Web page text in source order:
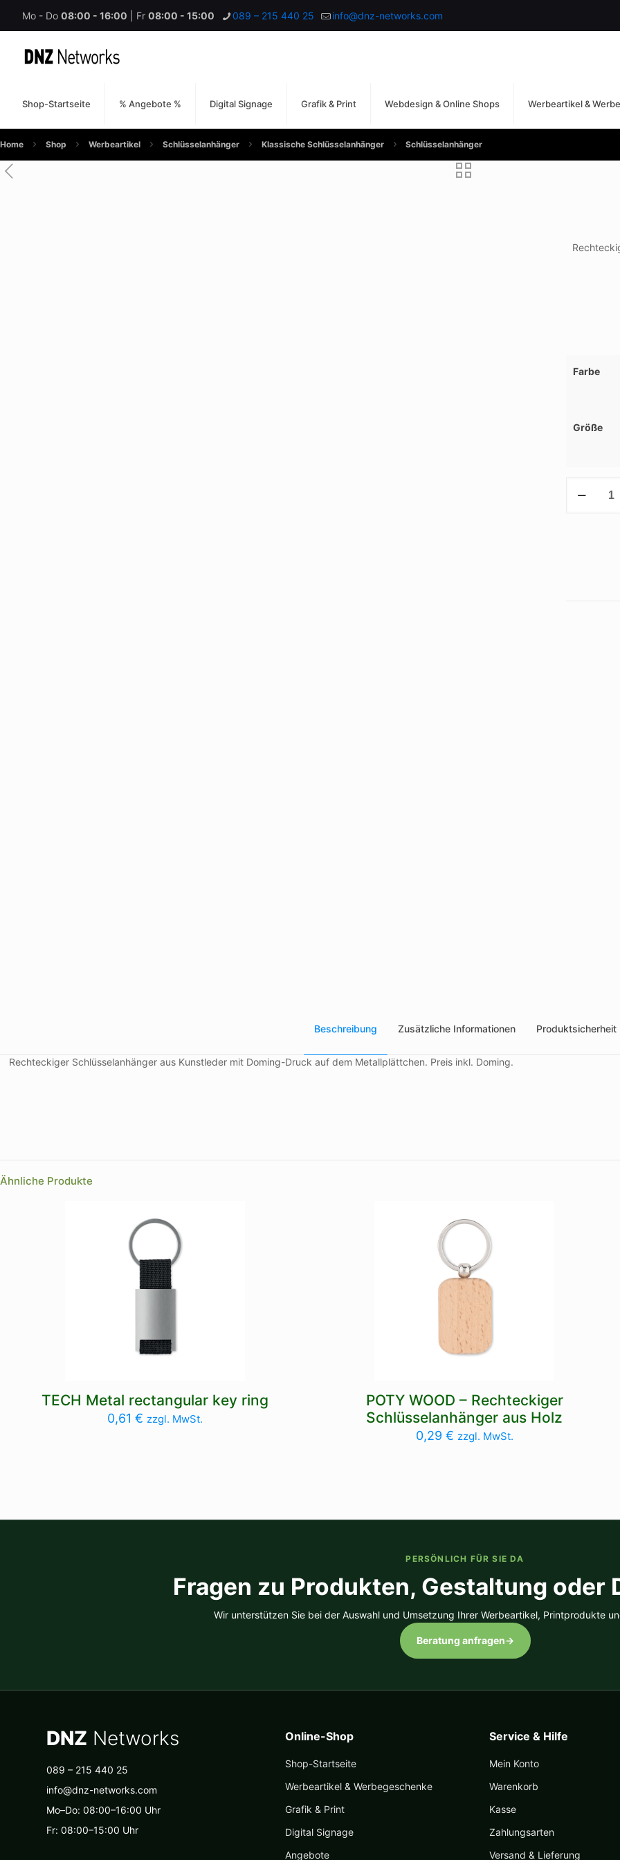
Mo - Do 08:00 - 16:00 | Fr 08:00 - 15:00 089 – 215 440 25 info@dnz-networks.com
Shop-Startseite % Angebote % Digital Signage Grafik & Print Webdesign & Online Shops Werbeartikel &
Home Shop Werbeartikel Schlüsselanhänger Klassische Schlüsselanhänger Schlüsselanhänger
Farbe
Größe
Menge
Beschreibung Zusätzliche Informationen Produktsicherheit
Rechteckiger Schlüsselanhänger aus Kunstleder mit Doming-Druck auf dem Metallplättchen. Preis inkl. Doming.
Ähnliche Produkte
TECH Metal rectangular key ring
0,61 € zzgl. MwSt.
POTY WOOD – Rechteckiger
Schlüsselanhänger aus Holz
0,29 € zzgl. MwSt.
PERSÖNLICH FÜR SIE DA
Fragen zu Produkten, Gestaltung oder
Wir unterstützen Sie bei der Auswahl und Umsetzung Ihrer Werbeartikel, Printprodukte
Beratung anfragen→
DNZ Networks
089 – 215 440 25
info@dnz-networks.com
Mo–Do: 08:00–16:00 Uhr
Fr: 08:00–15:00 Uhr
Online-Shop
Shop-Startseite
Werbeartikel & Werbegeschenke
Grafik & Print
Digital Signage
Angebote
Service & Hilfe
Mein Konto
Warenkorb
Kasse
Zahlungsarten
Versand & Lieferung